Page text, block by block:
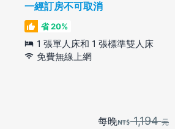
一經訂房不可取消
省 20%
1 張單人床和 1 張標準雙人床
免費無線上網
每晚 1,194元